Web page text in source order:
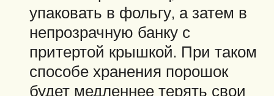
упаковать в фольгу, а затем в
непрозрачную банку с
притертой крышкой. При таком
способе хранения порошок
будет медленнее терять свои